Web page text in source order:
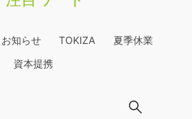
お知らせ TOKIZA
夏季休業
資本提携